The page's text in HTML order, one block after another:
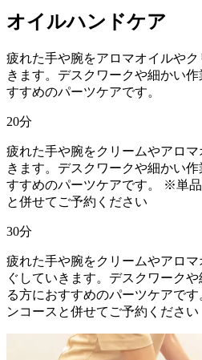
オイルハンドケア
疲れた手や腕をアロマオイルや
きます。デスクワークや細かい
すすめのパーツケアです。
20分
疲れた手や腕をクリームやアロ
きます。デスクワークや細かい
すすめのパーツケアです。 ※単
と併せてご予約ください
30分
疲れた手や腕をクリームやアロ
ぐしていきます。デスクワーク
る方におすすめのパーツケアで
ンコースと併せてご予約ください